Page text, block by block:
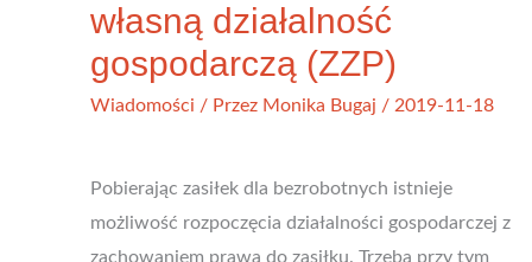
własną działalność
gospodarczą (ZZP)
Wiadomości / Przez Monika Bugaj / 2019-11-18
Pobierając zasiłek dla bezrobotnych istnieje
możliwość rozpoczęcia działalności gospodarczej z
zachowaniem prawa do zasiłku. Trzeba przy tym